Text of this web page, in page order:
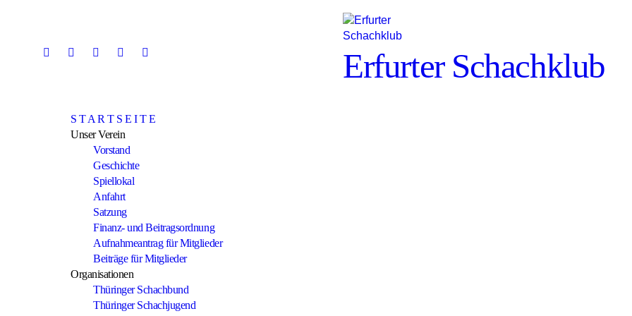
Erfurter Schachklub
S T A R T S E I T E
Unser Verein
Vorstand
Geschichte
Spiellokal
Anfahrt
Satzung
Finanz- und Beitragsordnung
Aufnahmeantrag für Mitglieder
Beiträge für Mitglieder
Organisationen
Thüringer Schachbund
Thüringer Schachjugend